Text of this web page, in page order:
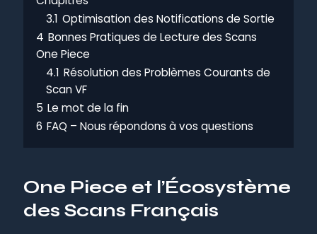
3.1 Optimisation des Notifications de Sortie
4 Bonnes Pratiques de Lecture des Scans
One Piece
4.1 Résolution des Problèmes Courants de
Scan VF
5 Le mot de la fin
6 FAQ – Nous répondons à vos questions
One Piece et l’Écosystème
des Scans Français